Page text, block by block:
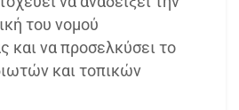
του νομού
και να προσελκύσει το
και τοπικών